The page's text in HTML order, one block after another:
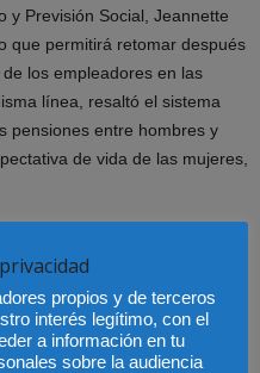
y Previsión Social, Jeannette
que permitirá retomar después
los empleadores en las
línea, resaltó el sistema
pensiones entre hombres y
de vida de las mujeres,
nuevo actor en el mecanismo
teníamos solo
seguro social como
concluyó.
propios y de terceros
interés legítimo, con el
a información en tu
sobre la audiencia